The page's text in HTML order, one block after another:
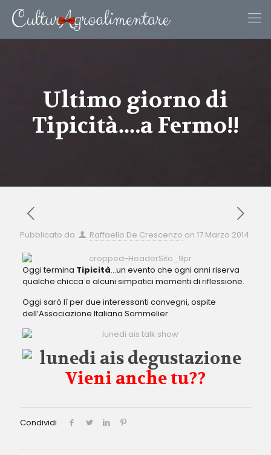
Ultimo giorno di
Tipicità….a Fermo!!
Pubblicato da Raffaello De Crescenzo on 17 Marzo 2014
Oggi termina Tipicità…un evento che ogni anni riserva
qualche chicca e alcuni simpatici momenti di riflessione.
Oggi sarò lì per due interessanti convegni, ospite
dell’Associazione Italiana Sommelier.
Vieni anche tu??
Condividi